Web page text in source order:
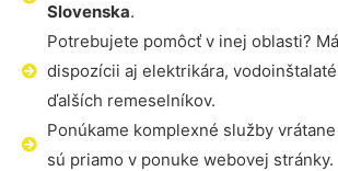
Slovenska.
Potrebujete pomôcť v inej oblasti?
dispozícii aj elektrikára,
ďalších remeselníkov.
Ponúkame komplexné služby
sú priamo v ponuke webovej stránky.